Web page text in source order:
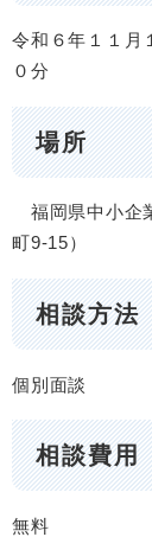
令和６年１１月
０分
場所
福岡県中小企
町9-15）
相談方法
個別面談
相談費用
無料